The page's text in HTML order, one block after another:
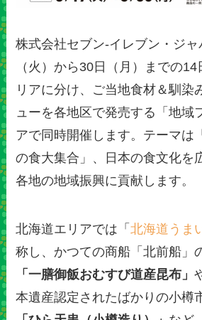
株式会社セブン‐イレブン・ジ
（火）から30日（月）までの
リアに分け、ご当地食材＆馴染
ューを各地区で発売する「地域
アで同時開催します。テーマは
の食大集合」、日本の食文化を
各地の地域振興に貢献します。
北海道エリアでは「北海道うま
称し、かつての商船「北前船」
「一膳御飯おむすび道産昆布」
本遺産認定されたばかりの小樽